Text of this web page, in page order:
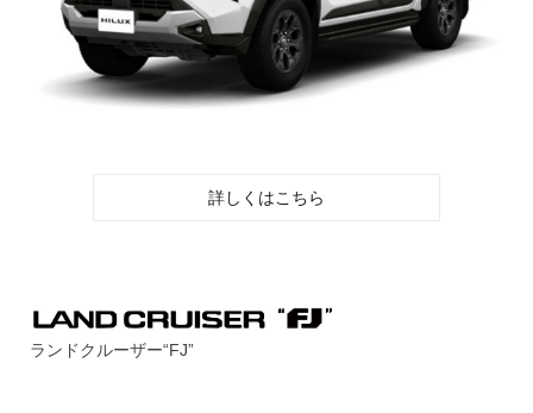
詳しくはこちら
ランドクルーザー“FJ”